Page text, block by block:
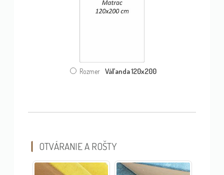
Rozmer Váľanda 120x200
OTVÁRANIE A ROŠTY